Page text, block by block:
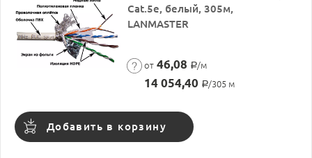
Cat.5e, белый, 305м,
LANMASTER
от 46,08 Р/м
14 054,40 Р/305 м
Добавить в корзину